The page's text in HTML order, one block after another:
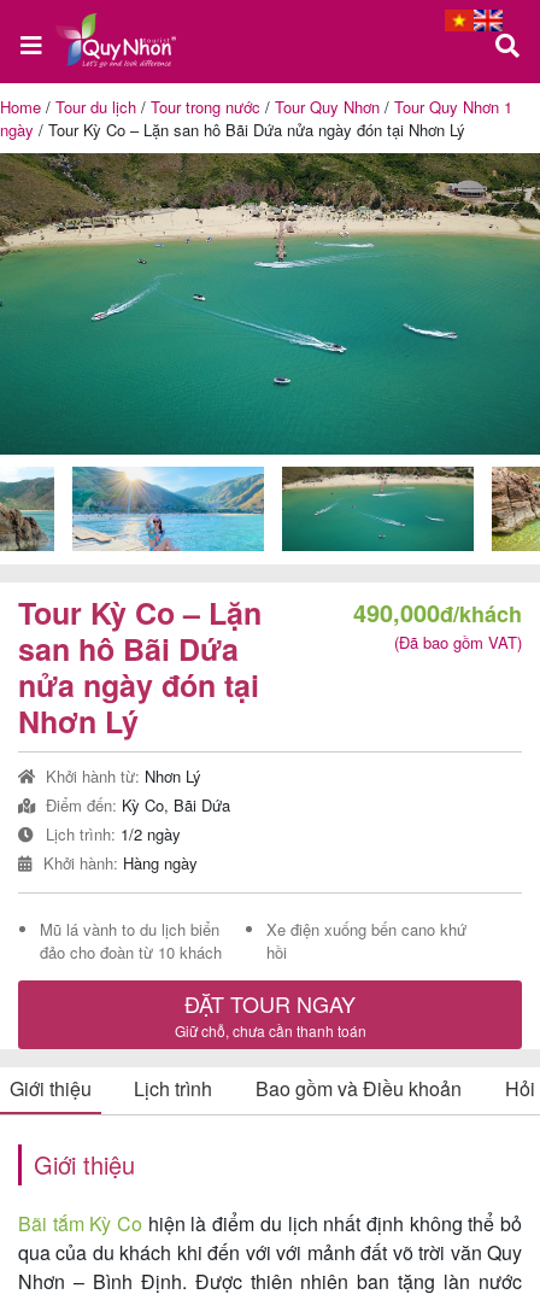
Trang
chủ
Tour
Tour
Phú
Yên
Tour
trong
nước
Combo
Quy
Nhơn
Tin
lịch
Home / Tour du lịch / Tour trong nước / Tour Quy Nhơn / Tour Quy Nhơn 1
ngày / Tour Kỳ Co – Lặn san hô Bãi Dứa nửa ngày đón tại Nhơn Lý
Tour Kỳ Co – Lặn
san hô Bãi Dứa
nửa ngày đón tại
Nhơn Lý
490,000đ/khách
(Đã bao gồm VAT)
Khởi hành từ: Nhơn Lý
Điểm đến: Kỳ Co, Bãi Dứa
Lịch trình: 1/2 ngày
Khởi hành: Hàng ngày
Mũ lá vành to du lịch biển
đảo cho đoàn từ 10 khách
Xe điện xuống bến cano khứ
hồi
ĐẶT TOUR NGAY
Giữ chỗ, chưa cần thanh toán
Giới thiệu Lịch trình Bao gồm và Điều khoản
Giới thiệu
Bãi tắm Kỳ Co hiện là điểm du lịch nhất định không thể bỏ
qua của du khách khi đến với với mảnh đất võ trời văn Quy
Nhơn – Bình Định. Được thiên nhiên ban tặng làn nước